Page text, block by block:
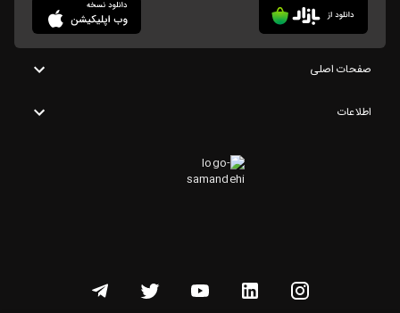
صفحات اصلی
اطلاعات